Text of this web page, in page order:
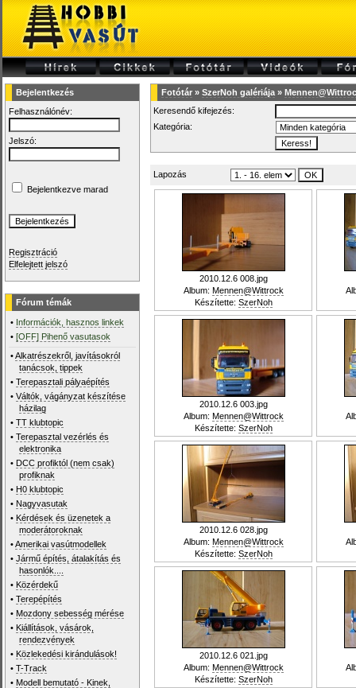
Bejelentkezés
Felhasználónév:
Jelszó:
Bejelentkezve marad
Regisztráció
Elfelejtett jelszó
Fórum témák
• Információk, hasznos linkek
•[OFF] Pihenő vasutasok
•Alkatrészekről, javításokról
tanácsok, tippek
•Terepasztali pályaépítés
•Váltók, vágányzat készítése
házilag
•TT klubtopic
•Terepasztal vezérlés és
elektronika
• DCC profiktól (nem csak)
profiknak
• H0 klubtopic
• Nagyvasutak
• Kérdések és üzenetek a
moderátoroknak
•Amerikai vasútmodellek
•Jármű építés, átalakítás és
hasonlók....
• Közérdekű
•Terepépítés
• Mozdony sebesség mérése
• Kiállítások, vásárok,
rendezvények
• Közlekedési kirándulások!
•T-Track
• Modell bemutató - Kinek,
Fotótár » SzerNoh galériája »
Keresendő kifejezés:
Kategória:
Lapozás
2010.12.6 008.jpg
Album: Mennen@Wittrock
Készítette: SzerNoh
2010.12.6 003.jpg
Album: Mennen@Wittrock
Készítette: SzerNoh
2010.12.6 028.jpg
Album: Mennen@Wittrock
Készítette: SzerNoh
2010.12.6 021.jpg
Album: Mennen@Wittrock
Készítette: SzerNoh